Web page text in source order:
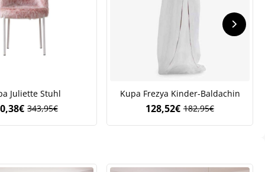
Juliette Stuhl
343,95€
Ursprünglicher
Preis
€Aktueller
Preis
Kupa Frezya Kinder-Baldachin
182,95€
Ursprünglicher
Preis
128,52€Aktueller
Preis